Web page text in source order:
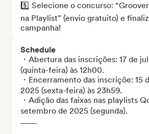
5️⃣ Selecione o concurso:
na Playlist” (envio gratuito) e
campanha!
Schedule
・Abertura das inscrições: 17 de
(quinta-feira) às 12h00.
・Encerramento das inscriçõe: 15
2025 (sexta-feira) às 23h59.
・Adição das faixas nas playlists
setembro de 2025 (segunda).